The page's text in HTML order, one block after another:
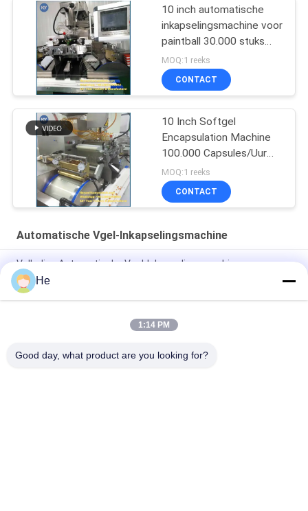
10 inch automatische
inkapselingsmachine voor
paintball 30.000 stuks
per uur
MOQ:1 reeks
CONTACT
10 Inch Softgel
Encapsulation Machine
100.000 Capsules/Uur
SS304/316
MOQ:1 reeks
CONTACT
Automatische Vgel-Inkapselingsmachine
Volledige Automatische Vgel-Inkapselingsmachine om
Farmaceutische Softgel/Capsules Te maken
Paintball Automatische Gelcapsuleermachine SUS304
De Machines van linnendrogersoftgel met Drogende
He
1:14 PM
Good day, what product are you looking for?